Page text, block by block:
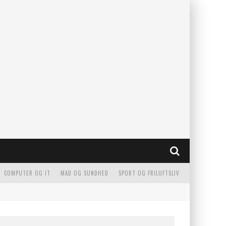
SPORT OG FRILUFTSLIV
MAD OG SUNDHED
COMPUTER OG IT